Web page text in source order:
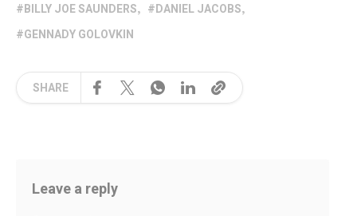
BILLY JOE SAUNDERS
DANIEL JACOBS
GENNADY GOLOVKIN
SHARE
Leave a reply